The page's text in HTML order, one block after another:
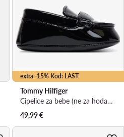
extra -15% Kod: LAST
Tommy Hilfiger
Cipelice za bebe (ne za hodanje) · Crna
49,99€